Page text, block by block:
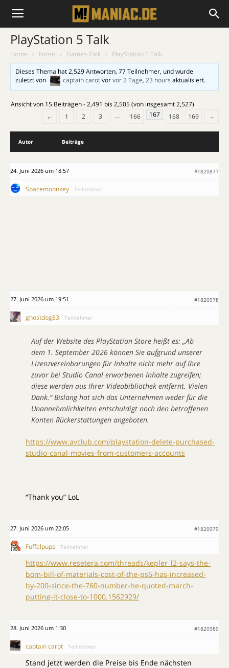
PlayStation 5 Talk
Home › Foren › Games-Talk ›
PlayStation 5 Talk
Dieses Thema hat 2,529 Antworten, 77 Teilnehmer, und wurde
zuletzt von
captain carotvorvor 2 Tage, 23 hours aktualisiert.
Ansicht von 15 Beiträgen - 2,491 bis 2,505 (von insgesamt 2,527)
←
1 2 3 … 166 167 168 169 →
Autor Beiträge
24. Juni 2026 um 18:57 #1820877
Spacemoonkey Teilnehmer
27. Juni 2026 um 19:51 #1820978
ghostdog83 Teilnehmer
Auf der Website des PlayStation Store heißt es: „Ab
dem 1. September 2026 können Sie aufgrund unserer
Lizenzvereinbarungen für Inhalte nicht mehr auf Ihre
zuvor bei Studio Canal erworbenen Inhalte zugreifen;
diese werden aus Ihrer Videobibliothek entfernt. Vielen
Dank.“ Bislang hat sich das Unternehmen weder für die
Unannehmlichkeiten entschuldigt noch den betroffenen
Konten Rückerstattungen angeboten.
https://www.avclub.com/playstation-delete-purchased-
studio-canal-movies-from-customers-accounts
“Thank you” LoL
27. Juni 2026 um 22:05 #1820979
Fuffelpups Teilnehmer
https://www.resetera.com/threads/kepler_l2-says-the-
bom-bill-of-materials-cost-of-the-ps6-has-increased-
by-200-since-the-760-number-he-quoted-march-
putting-it-close-to-1000.1562929/
28. Juni 2026 um 1:30 #1820980
captain carot Teilnehmer
Stand jetzt werden die Preise bis Ende nächsten